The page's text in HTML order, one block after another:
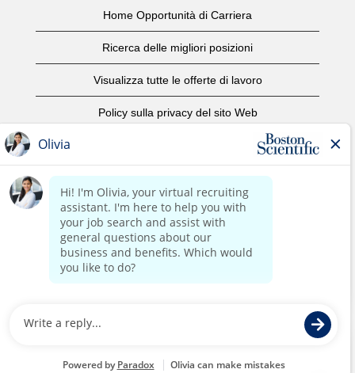
Home Opportunità di Carriera
Ricerca delle migliori posizioni
Visualizza tutte le offerte di lavoro
Policy sulla privacy del sito Web
Avviso di copyright
Contattaci
Home Corporate
©2017 Boston Scientific o le sue affiliate. Tutti i diritti riservati.